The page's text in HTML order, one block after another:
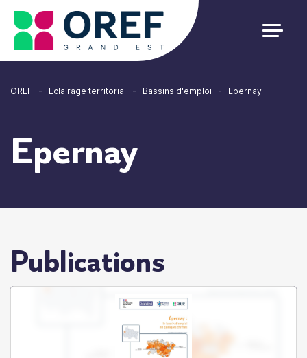
OREF - Eclairage territorial - Bassins d'emploi - Epernay
Epernay
Publications